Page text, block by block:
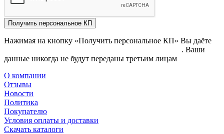
Получить персональное КП
Нажимая на кнопку «Получить персональное КП» Вы даёте
. Ваши
данные никогда не будут переданы третьим лицам
О компании
Отзывы
Новости
Политика
Покупателю
Условия оплаты и доставки
Скачать каталоги